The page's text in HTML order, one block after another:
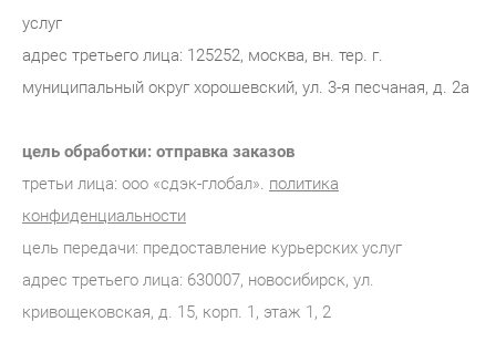
услуг
адрес третьего лица: 125252, москва, вн. тер. г.
муниципальный округ хорошевский, ул. 3-я песчаная, д. 2а
цель обработки: отправка заказов
третьи лица: ооо «сдэк-глобал». политика
конфиденциальности
цель передачи: предоставление курьерских услуг
адрес третьего лица: 630007, новосибирск, ул.
кривощековская, д. 15, корп. 1, этаж 1, 2